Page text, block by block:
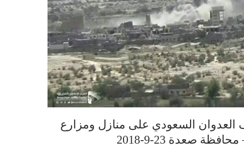
السعودي على منازل ومزارع
صعدة 23-9-2018